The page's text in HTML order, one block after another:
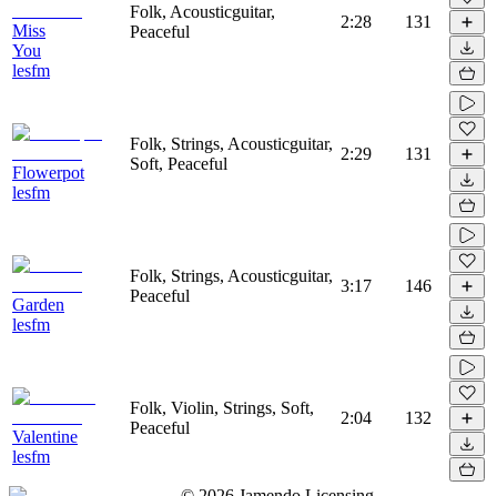
Miss
You
lesfm
Folk, Acousticguitar,
Peaceful
2:28 131
Flowerpot
lesfm
Folk, Strings, Acousticguitar,
Soft, Peaceful
2:29 131
Garden
lesfm
Folk, Strings, Acousticguitar,
Peaceful
3:17 146
Valentine
lesfm
Folk, Violin, Strings, Soft,
Peaceful
2:04 132